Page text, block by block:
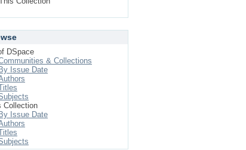
DSpace
& Collections
By Issue Date
Collection
By Issue Date